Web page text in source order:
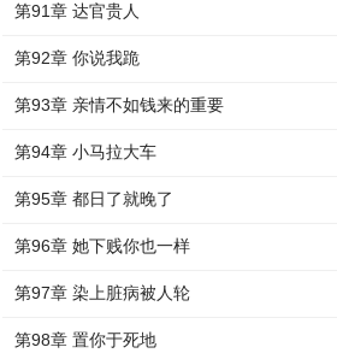
第91章 达官贵人
第92章 你说我跪
第93章 亲情不如钱来的重要
第94章 小马拉大车
第95章 都日了就晚了
第96章 她下贱你也一样
第97章 染上脏病被人轮
第98章 置你于死地